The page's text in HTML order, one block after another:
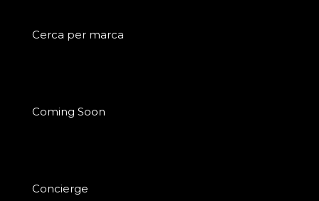
Cerca per marca
Coming Soon
Concierge